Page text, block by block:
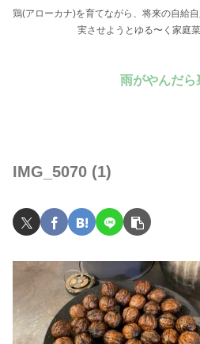
鶏(アローカナ)を育てながら、将来の自給
実させようとゆる〜く家庭
雨がやんだら
IMG_5070 (1)